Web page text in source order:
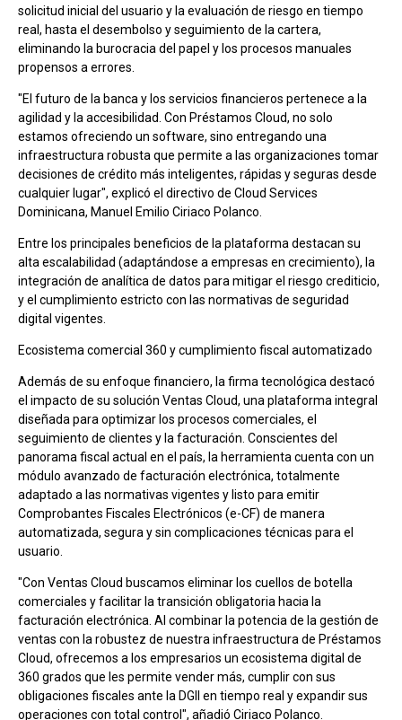
solicitud inicial del usuario y la evaluación de riesgo en tiempo
real, hasta el desembolso y seguimiento de la cartera,
eliminando la burocracia del papel y los procesos manuales
propensos a errores.
"El futuro de la banca y los servicios financieros pertenece a la
agilidad y la accesibilidad. Con Préstamos Cloud, no solo
estamos ofreciendo un software, sino entregando una
infraestructura robusta que permite a las organizaciones tomar
decisiones de crédito más inteligentes, rápidas y seguras desde
cualquier lugar", explicó el directivo de Cloud Services
Dominicana, Manuel Emilio Ciriaco Polanco.
Entre los principales beneficios de la plataforma destacan su
alta escalabilidad (adaptándose a empresas en crecimiento), la
integración de analítica de datos para mitigar el riesgo crediticio,
y el cumplimiento estricto con las normativas de seguridad
digital vigentes.
Ecosistema comercial 360 y cumplimiento fiscal automatizado
Además de su enfoque financiero, la firma tecnológica destacó
el impacto de su solución Ventas Cloud, una plataforma integral
diseñada para optimizar los procesos comerciales, el
seguimiento de clientes y la facturación. Conscientes del
panorama fiscal actual en el país, la herramienta cuenta con un
módulo avanzado de facturación electrónica, totalmente
adaptado a las normativas vigentes y listo para emitir
Comprobantes Fiscales Electrónicos (e-CF) de manera
automatizada, segura y sin complicaciones técnicas para el
usuario.
"Con Ventas Cloud buscamos eliminar los cuellos de botella
comerciales y facilitar la transición obligatoria hacia la
facturación electrónica. Al combinar la potencia de la gestión de
ventas con la robustez de nuestra infraestructura de Préstamos
Cloud, ofrecemos a los empresarios un ecosistema digital de
360 grados que les permite vender más, cumplir con sus
obligaciones fiscales ante la DGII en tiempo real y expandir sus
operaciones con total control", añadió Ciriaco Polanco.